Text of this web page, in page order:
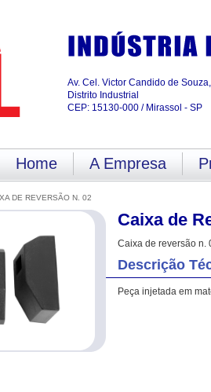
Av. Cel. Victor Candido de
Distrito Industrial
CEP: 15130-000 / Mirassol - SP
Home A Empresa
DE REVERSÃO N. 02
Caixa de
Caixa de reversão n.
Descrição
Peça injetada em